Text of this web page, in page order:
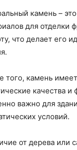
камень –
для отделки
что делает его
того, камень
качества
важно для
условий.
от дерева или